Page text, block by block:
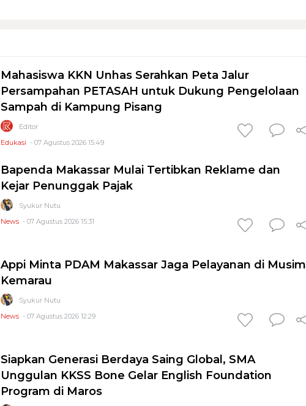
Mahasiswa KKN Unhas Serahkan Peta Jalur
Persampahan PETASAH untuk Dukung Pengelolaan
Sampah di Kampung Pisang
Editor
Edukasi - 07 Agustus 2026 15:49
Bapenda Makassar Mulai Tertibkan Reklame dan
Kejar Penunggak Pajak
Syukur Nutu
News - 07 Agustus 2026 15:31
Appi Minta PDAM Makassar Jaga Pelayanan di Musim
Kemarau
Syukur Nutu
News - 07 Agustus 2026 12:29
Siapkan Generasi Berdaya Saing Global, SMA
Unggulan KKSS Bone Gelar English Foundation
Program di Maros